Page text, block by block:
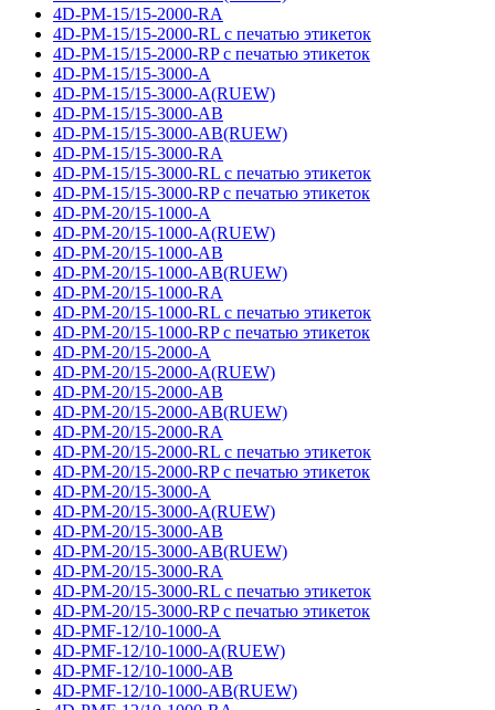
4D-PM-15/15-2000-RA
4D-PM-15/15-2000-RL с печатью этикеток
4D-PM-15/15-2000-RP с печатью этикеток
4D-PM-15/15-3000-A
4D-PM-15/15-3000-A(RUEW)
4D-PM-15/15-3000-AB
4D-PM-15/15-3000-AB(RUEW)
4D-PM-15/15-3000-RA
4D-PM-15/15-3000-RL с печатью этикеток
4D-PM-15/15-3000-RP с печатью этикеток
4D-PM-20/15-1000-A
4D-PM-20/15-1000-A(RUEW)
4D-PM-20/15-1000-AB
4D-PM-20/15-1000-AB(RUEW)
4D-PM-20/15-1000-RA
4D-PM-20/15-1000-RL с печатью этикеток
4D-PM-20/15-1000-RP с печатью этикеток
4D-PM-20/15-2000-A
4D-PM-20/15-2000-A(RUEW)
4D-PM-20/15-2000-AB
4D-PM-20/15-2000-AB(RUEW)
4D-PM-20/15-2000-RA
4D-PM-20/15-2000-RL с печатью этикеток
4D-PM-20/15-2000-RP с печатью этикеток
4D-PM-20/15-3000-A
4D-PM-20/15-3000-A(RUEW)
4D-PM-20/15-3000-AB
4D-PM-20/15-3000-AB(RUEW)
4D-PM-20/15-3000-RA
4D-PM-20/15-3000-RL с печатью этикеток
4D-PM-20/15-3000-RP с печатью этикеток
4D-PMF-12/10-1000-A
4D-PMF-12/10-1000-A(RUEW)
4D-PMF-12/10-1000-AB
4D-PMF-12/10-1000-AB(RUEW)